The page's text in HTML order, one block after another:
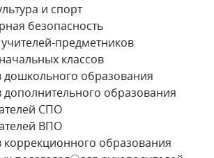
и спорт
безопасность
предметников
классов
дошкольного образования
дополнительного образования
СПО
ВПО
коррекционного образования